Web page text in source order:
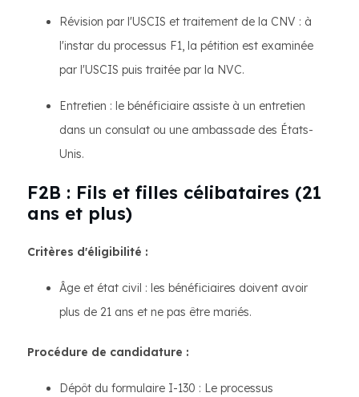
Révision par l'USCIS et traitement de la CNV : à
l'instar du processus F1, la pétition est examinée
par l'USCIS puis traitée par la NVC.
Entretien : le bénéficiaire assiste à un entretien
dans un consulat ou une ambassade des États-
Unis.
F2B : Fils et filles célibataires (21
ans et plus)
Critères d'éligibilité :
Âge et état civil : les bénéficiaires doivent avoir
plus de 21 ans et ne pas être mariés.
Procédure de candidature :
Dépôt du formulaire I-130 : Le processus